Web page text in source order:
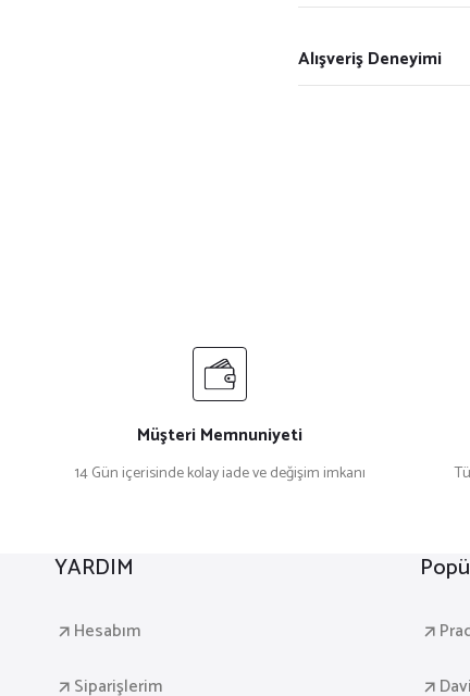
Alışveriş Deneyimi
Müşteri Memnuniyeti
14 Gün içerisinde kolay iade ve değişim imkanı
YARDIM
Hesabım
Siparişlerim